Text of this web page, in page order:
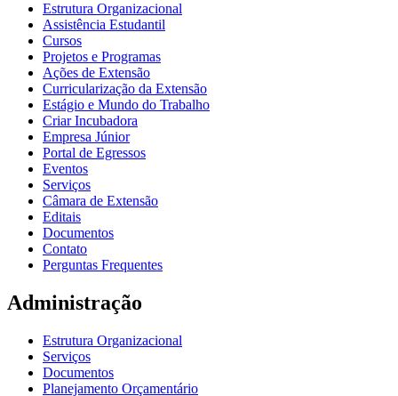
Estrutura Organizacional
Assistência Estudantil
Cursos
Projetos e Programas
Ações de Extensão
Curricularização da Extensão
Estágio e Mundo do Trabalho
Criar Incubadora
Empresa Júnior
Portal de Egressos
Eventos
Serviços
Câmara de Extensão
Editais
Documentos
Contato
Perguntas Frequentes
Administração
Estrutura Organizacional
Serviços
Documentos
Planejamento Orçamentário